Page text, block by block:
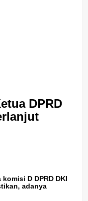
DPRD
komisi D DPRD DKI
adanya